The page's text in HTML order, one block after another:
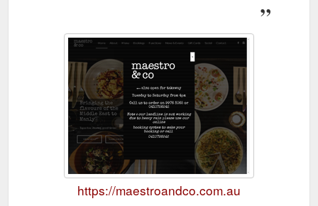
https://maestroandco.com.au